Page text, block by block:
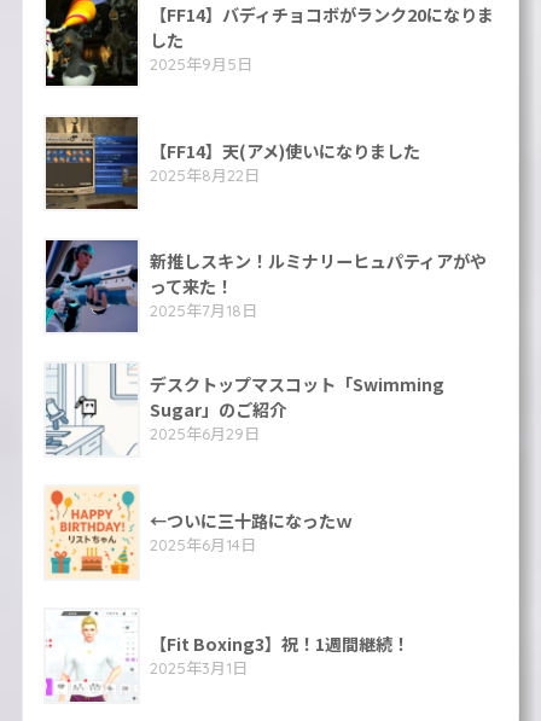
【FF14】バディチョコボがランク20になりま
した
2025年9月5日
【FF14】天(アメ)使いになりました
2025年8月22日
新推しスキン！ルミナリーヒュパティアがや
って来た！
2025年7月18日
デスクトップマスコット「Swimming
Sugar」のご紹介
2025年6月29日
←ついに三十路になったｗ
2025年6月14日
【Fit Boxing3】祝！1週間継続！
2025年3月1日